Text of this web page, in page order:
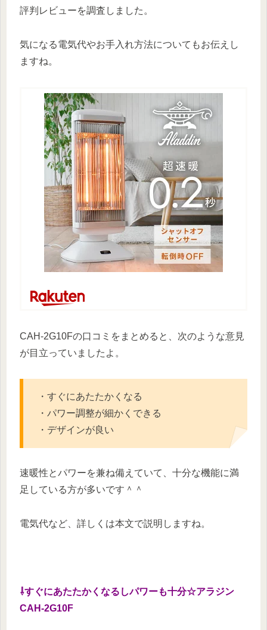
評判レビューを調査しました。
気になる電気代やお手入れ方法についてもお伝えし
ますね。
CAH-2G10Fの口コミをまとめると、次のような意見
が目立っていましたよ。
・すぐにあたたかくなる
・パワー調整が細かくできる
・デザインが良い
速暖性とパワーを兼ね備えていて、十分な機能に満
足している方が多いです＾＾
電気代など、詳しくは本文で説明しますね。
⇩すぐにあたたかくなるしパワーも十分☆アラジン
CAH-2G10F